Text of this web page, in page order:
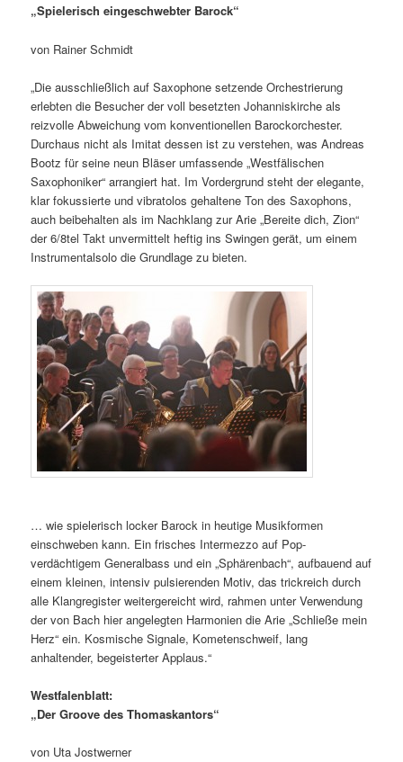
„Spielerisch eingeschwebter Barock“
von Rainer Schmidt
„Die ausschließlich auf Saxophone setzende Orchestrierung
erlebten die Besucher der voll besetzten Johanniskirche als
reizvolle Abweichung vom konventionellen Barockorchester.
Durchaus nicht als Imitat dessen ist zu verstehen, was Andreas
Bootz für seine neun Bläser umfassende „Westfälischen
Saxophoniker“ arrangiert hat. Im Vordergrund steht der elegante,
klar fokussierte und vibratolos gehaltene Ton des Saxophons,
auch beibehalten als im Nachklang zur Arie „Bereite dich, Zion“
der 6/8tel Takt unvermittelt heftig ins Swingen gerät, um einem
Instrumentalsolo die Grundlage zu bieten.
… wie spielerisch locker Barock in heutige Musikformen
einschweben kann. Ein frisches Intermezzo auf Pop-
verdächtigem Generalbass und ein „Sphärenbach“, aufbauend auf
einem kleinen, intensiv pulsierenden Motiv, das trickreich durch
alle Klangregister weitergereicht wird, rahmen unter Verwendung
der von Bach hier angelegten Harmonien die Arie „Schließe mein
Herz“ ein. Kosmische Signale, Kometenschweif, lang
anhaltender, begeisterter Applaus.“
Westfalenblatt:
„Der Groove des Thomaskantors“
von Uta Jostwerner